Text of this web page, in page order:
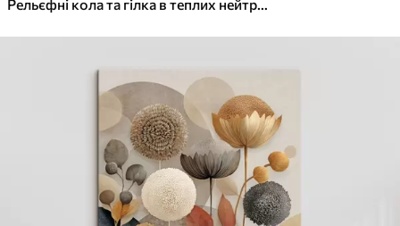
Яскраві, насичені кольори
Поверхня з текстурою полотна
Екологічний матеріал
Рельєфні кола та гілка в теплих нейтральних тонах